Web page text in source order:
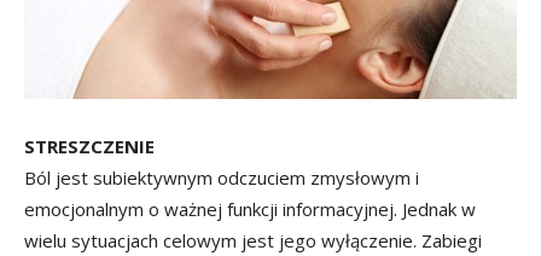
STRESZCZENIE
Ból jest subiektywnym odczuciem zmysłowym i
emocjonalnym o ważnej funkcji informacyjnej. Jednak w
wielu sytuacjach celowym jest jego wyłączenie. Zabiegi